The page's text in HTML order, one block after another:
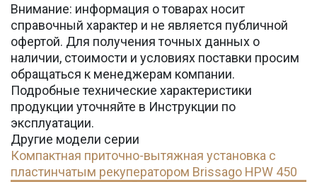
Внимание: информация о товарах носит
справочный характер и не является публичной
офертой. Для получения точных данных о
наличии, стоимости и условиях поставки просим
обращаться к менеджерам компании.
Подробные технические характеристики
продукции уточняйте в Инструкции по
эксплуатации.
Другие модели серии
Компактная приточно-вытяжная установка с
пластинчатым рекуператором Brissago HPW 450